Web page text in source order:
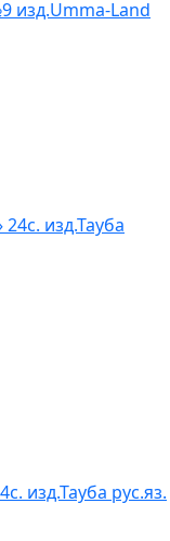
изд.Umma-Land
изд.Тауба рус.яз.